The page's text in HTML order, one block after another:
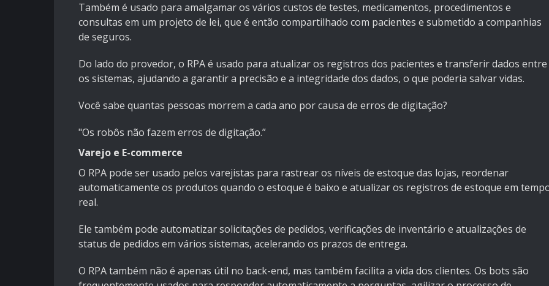
Também é usado para amalgamar os vários custos de testes, medicamentos, procedimentos e
consultas em um projeto de lei, que é então compartilhado com pacientes e submetido a companhias
de seguros.
Do lado do provedor, o RPA é usado para atualizar os registros dos pacientes e transferir dados entre
os sistemas, ajudando a garantir a precisão e a integridade dos dados, o que poderia salvar vidas.
Você sabe quantas pessoas morrem a cada ano por causa de erros de digitação?
"Os robôs não fazem erros de digitação.”
Varejo e E-commerce
O RPA pode ser usado pelos varejistas para rastrear os níveis de estoque das lojas, reordenar
automaticamente os produtos quando o estoque é baixo e atualizar os registros de estoque em
real.
Ele também pode automatizar solicitações de pedidos, verificações de inventário e atualizações de
status de pedidos em vários sistemas, acelerando os prazos de entrega.
O RPA também não é apenas útil no back-end, mas também facilita a vida dos clientes. Os bots são